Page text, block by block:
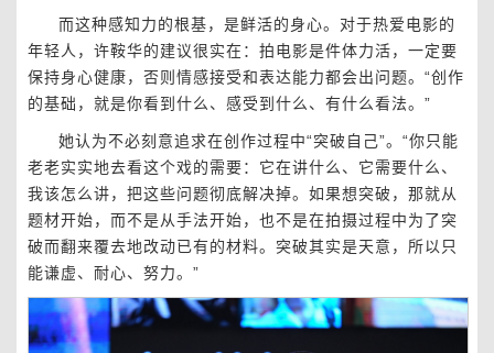
而这种感知力的根基，是鲜活的身心。对于热爱电影的
年轻人，许鞍华的建议很实在：拍电影是件体力活，一定要
保持身心健康，否则情感接受和表达能力都会出问题。“创作
的基础，就是你看到什么、感受到什么、有什么看法。”
她认为不必刻意追求在创作过程中“突破自己”。“你只能
老老实实地去看这个戏的需要：它在讲什么、它需要什么、
我该怎么讲，把这些问题彻底解决掉。如果想突破，那就从
题材开始，而不是从手法开始，也不是在拍摄过程中为了突
破而翻来覆去地改动已有的材料。突破其实是天意，所以只
能谦虚、耐心、努力。”